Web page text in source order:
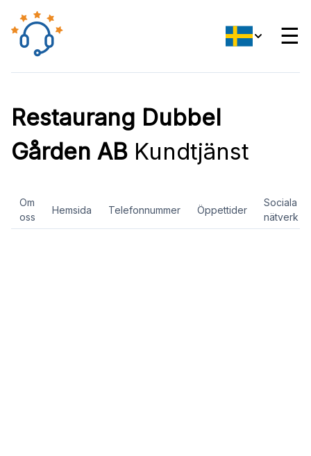
☰
Restaurang Dubbel
Gården AB Kundtjänst
Om
oss
Hemsida Telefonnummer Öppettider
Sociala
nätverk